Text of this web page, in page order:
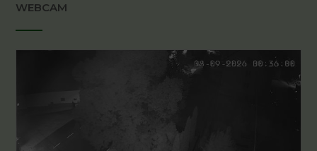
WEBCAM